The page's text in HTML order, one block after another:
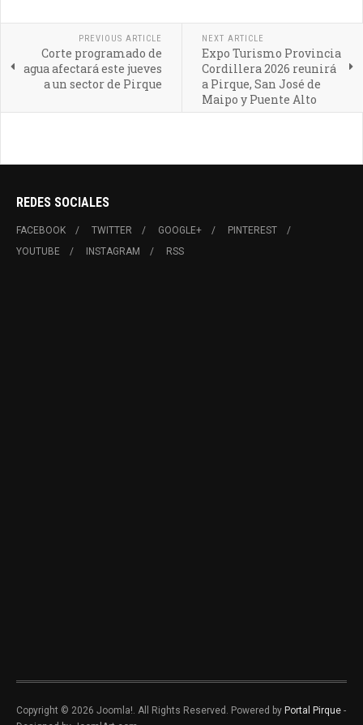
PREVIOUS ARTICLE
Corte programado de
agua afectará este jueves
a un sector de Pirque
NEXT ARTICLE
Expo Turismo Provincia
Cordillera 2026 reunirá
a Pirque, San José de
Maipo y Puente Alto
REDES SOCIALES
FACEBOOK TWITTER GOOGLE+
PINTEREST
YOUTUBE
INSTAGRAM RSS
Copyright © 2026 Joomla!. All Rights Reserved. Powered by Portal Pirque -